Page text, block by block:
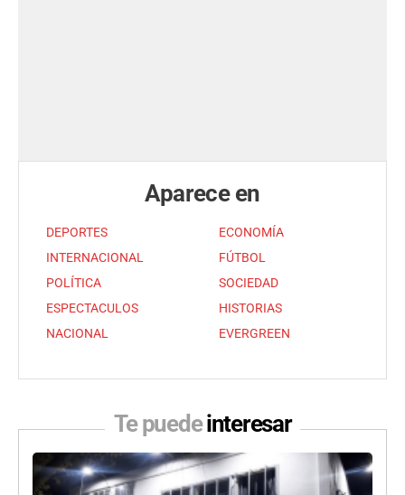
Aparece en
DEPORTES
INTERNACIONAL
POLÍTICA
ESPECTACULOS
NACIONAL
ECONOMÍA
FÚTBOL
SOCIEDAD
HISTORIAS
EVERGREEN
Te puedeinteresar